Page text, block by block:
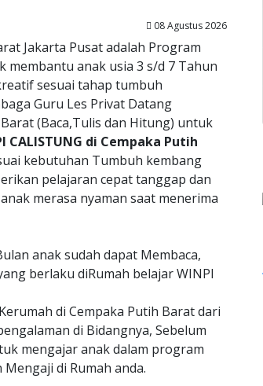
08 Agustus 2026
Jakarta Pusat adalah Program
membantu anak usia 3 s/d 7 Tahun
sesuai tahap tumbuh
Guru Les Privat Datang
(Baca,Tulis dan Hitung) untuk
CALISTUNG di Cempaka Putih
kebutuhan Tumbuh kembang
pelajaran cepat tanggap dan
merasa nyaman saat menerima
anak sudah dapat Membaca,
berlaku diRumah belajar WINPI
di Cempaka Putih Barat dari
di Bidangnya, Sebelum
mengajar anak dalam program
Mengaji di Rumah anda.